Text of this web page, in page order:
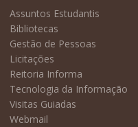
Assuntos Estudantis
Bibliotecas
Gestão de Pessoas
Licitações
Reitoria Informa
Tecnologia da Informação
Visitas Guiadas
Webmail